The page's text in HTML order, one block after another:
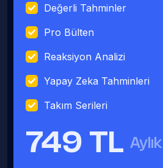
Değerli Tahminler
Pro Bülten
Reaksiyon Analizi
Yapay Zeka Tahminleri
Takım Serileri
749 TL Aylık